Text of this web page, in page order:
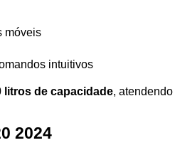
móveis
intuitivos
litros de capacidade,
2024